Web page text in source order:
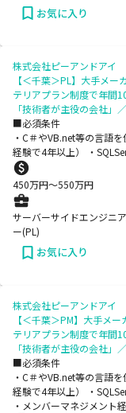
お気に入り
株式会社ピーアンドアイ
【＜千葉＞PL】大手メ
テリアプラン制度で年間
「技術者が主役の会社」
■必須条件
・C＃やVB.net等の言語
経験で4年以上） ・
450万円〜550万円
サーバーサイドエンジニ
ー(PL)
お気に入り
株式会社ピーアンドアイ
【＜千葉＞PM】大手メ
テリアプラン制度で年間
「技術者が主役の会社」
■必須条件
・C＃やVB.net等の言語
経験で4年以上） ・
・メンバーマネジメント